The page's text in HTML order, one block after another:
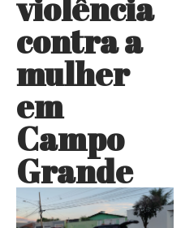
violência
contra a
mulher
em
Campo
Grande